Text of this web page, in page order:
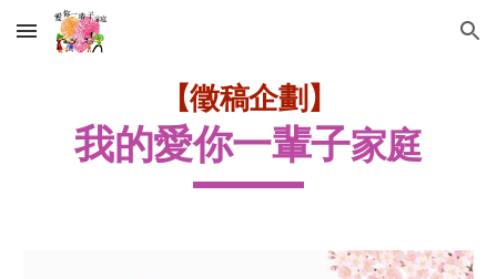
Skip to main content Skip to navigation
【徵稿企劃 】
我的愛你一輩子家庭